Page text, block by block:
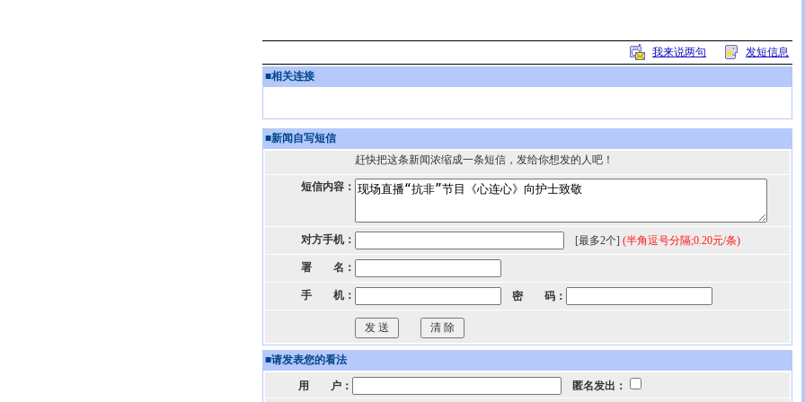
我来说两句
发短信息
■相关连接
■新闻自写短信
赶快把这条新闻浓缩成一条短信，发给你想发的人吧！
短信内容：
对方手机： [最多2个] (半角逗号分隔;0.20元/条)
署 名：
手 机： 密 码：
■请发表您的看法
用 户： 匿名发出：